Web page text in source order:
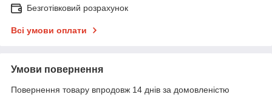
Безготівковий розрахунок
Всі умови оплати
Умови повернення
Повернення товару впродовж 14 днів за домовленістю